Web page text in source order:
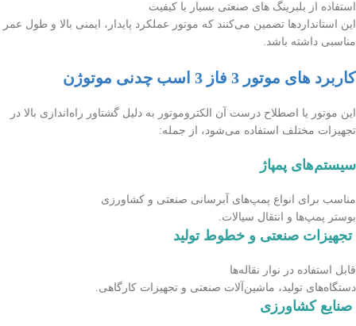
استفاده از بلبرینگ های صنعتی بسیار با کیفیت
این استانداردها تضمین می‌کنند که موتور عملکرد پایدار، ایمنی بالا و طول عمر
مناسبی داشته باشد.
کاربرد های موتور 3 فاز 3 اسب چدنی موتوژن
این موتور یا اصطلاح درست آن الکتروموتور به دلیل گشتاور راه‌اندازی بالا در
تجهیزات مختلف استفاده می‌شود، از جمله:
سیستم‌های پمپاژ
مناسب برای انواع پمپ‌های آبرسانی صنعتی و کشاورزی
بوستر پمپ‌ها و انتقال سیالات.
تجهیزات صنعتی و خطوط تولید
قابل استفاده در نوار نقاله‌ها
دستگاه‌های تولید، ماشین‌آلات صنعتی و تجهیزات کارگاهی.
صنایع کشاورزی